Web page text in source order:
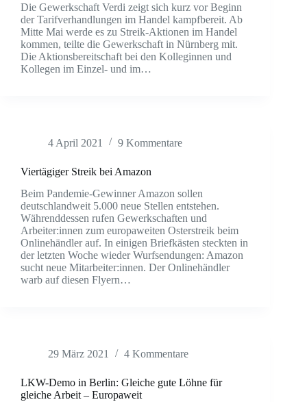
Die Gewerkschaft Verdi zeigt sich kurz vor Beginn
der Tarifverhandlungen im Handel kampfbereit. Ab
Mitte Mai werde es zu Streik-Aktionen im Handel
kommen, teilte die Gewerkschaft in Nürnberg mit.
Die Aktionsbereitschaft bei den Kolleginnen und
Kollegen im Einzel- und im…
4 April 2021 9 Kommentare
Viertägiger Streik bei Amazon
Beim Pandemie-Gewinner Amazon sollen
deutschlandweit 5.000 neue Stellen entstehen.
Währenddessen rufen Gewerkschaften und
Arbeiter:innen zum europaweiten Osterstreik beim
Onlinehändler auf. In einigen Briefkästen steckten in
der letzten Woche wieder Wurfsendungen: Amazon
sucht neue Mitarbeiter:innen. Der Onlinehändler
warb auf diesen Flyern…
29 März 2021 4 Kommentare
LKW-Demo in Berlin: Gleiche gute Löhne für
gleiche Arbeit – Europaweit